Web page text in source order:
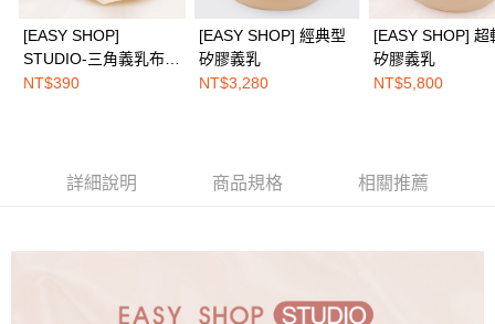
【注意事項】
１．透過由恩沛科技股份有限公司提供之「AFTEE先享後付」服務完成之交
易，需依本服務之必要範圍內提供個人資料，並將交易相關給付款項請求債
權轉讓予恩沛科技股份有限公司。
「AFTEE先享後付」，若未經同意申辦者引起之損失，本公司不負相關責
請求用戶進行身份認證。
每筆NT$100，滿NT$1,500(含以上)免運費
EASY SHOP門市速取
[EASY SHOP]
STUDIO-三角義乳布
套-柔膚色
NT$390
[EASY SHOP] 經典型
矽膠義乳
NT$3,280
[EASY SHOP] 超
矽膠義乳
NT$5,800
詳細說明 商品規格 相關推薦